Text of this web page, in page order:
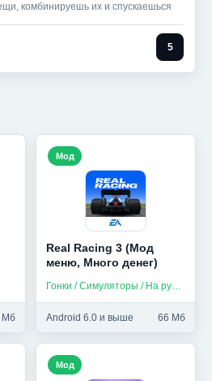
комбинируешь их и спускаешься
5
Мб
Real Racing 3 (Мод
меню, Много денег)
Гонки / Симуляторы / На русском
Android 6.0 и выше 66 Мб
Мод
Мод